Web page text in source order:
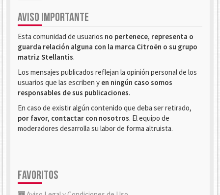
AVISO IMPORTANTE
Esta comunidad de usuarios no pertenece, representa o
guarda relación alguna con la marca Citroën o su grupo
matriz Stellantis.
Los mensajes publicados reflejan la opinión personal de los
usuarios que las escriben y en ningún caso somos
responsables de sus publicaciones.
En caso de existir algún contenido que deba ser retirado,
por favor, contactar con nosotros. El equipo de
moderadores desarrolla su labor de forma altruista.
FAVORITOS